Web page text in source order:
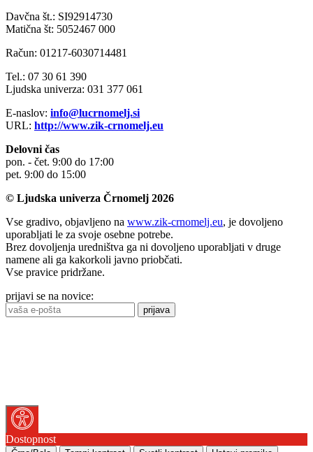
Davčna št.: SI92914730
Matična št: 5052467 000
Račun: 01217-6030714481
Tel.: 07 30 61 390
Ljudska univerza: 031 377 061
E-naslov: info@lucrnomelj.si
URL: http://www.zik-crnomelj.eu
Delovni čas
pon. - čet. 9:00 do 17:00
pet. 9:00 do 15:00
© Ljudska univerza Črnomelj 2026
Vse gradivo, objavljeno na www.zik-crnomelj.eu, je dovoljeno
uporabljati le za svoje osebne potrebe.
Brez dovoljenja uredništva ga ni dovoljeno uporabljati v druge
namene ali ga kakorkoli javno priobčati.
Vse pravice pridržane.
prijavi se na novice:
prijava
Dostopnost